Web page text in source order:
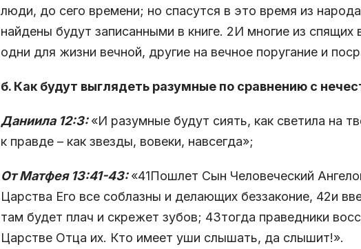
люди, до сего времени; но спасутся в это время из
найдены будут записанными в книге. 2И многие из спящих
одни для жизни вечной, другие на вечное поругание и
б. Как будут выглядеть разумные по сравнению с
Даниила 12:3:«И разумные будут сиять, как светила на
к правде – как звезды, вовеки, навсегда»;
От Матфея 13:41-43:«41Пошлет Сын Человеческий
Царства Его все соблазны и делающих беззаконие, 42и
там будет плач и скрежет зубов; 43тогда праведники
Царстве Отца их. Кто имеет уши слышать, да слышит!».